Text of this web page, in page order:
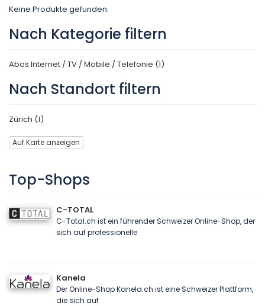
Keine Produkte gefunden.
Nach Kategorie filtern
Abos Internet / TV / Mobile / Telefonie (1)
Nach Standort filtern
Zürich (1)
Auf Karte anzeigen
Top-Shops
C-TOTAL
C-Total.ch ist ein führender Schweizer Online-Shop, der
sich auf professionelle
Kanela
Der Online-Shop Kanela.ch ist eine Schweizer Plattform,
die sich auf